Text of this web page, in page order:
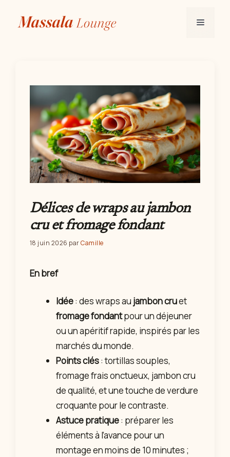
contenu
Menu
Délices de wraps au jambon
cru et fromage fondant
18 juin 2026 parCamille
En bref
Idée: des wraps au jambon cruet
fromage fondantpour un déjeuner
ou un apéritif rapide, inspirés par les
marchés du monde.
Points clés: tortillas souples,
fromage frais onctueux, jambon cru
de qualité, et une touche de verdure
croquante pour le contraste.
Astuce pratique: préparer les
éléments à l’avance pour un
montage en moins de 10 minutes ;